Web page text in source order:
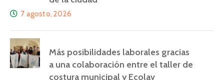
7 agosto, 2026
Más posibilidades laborales gracias
a una colaboración entre el taller de
costura municipal y Ecolav